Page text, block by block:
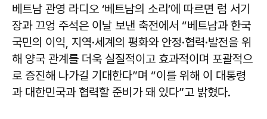
베트남 관영 라디오 ‘베트남의 소리’에 따르면 럼 서기
장과 끄엉 주석은 이날 보낸 축전에서 “베트남과 한국
국민의 이익, 지역·세계의 평화와 안정·협력·발전을 위
해 양국 관계를 더욱 실질적이고 효과적이며 포괄적으
로 증진해 나가길 기대한다”며 “이를 위해 이 대통령
과 대한민국과 협력할 준비가 돼 있다”고 밝혔다.